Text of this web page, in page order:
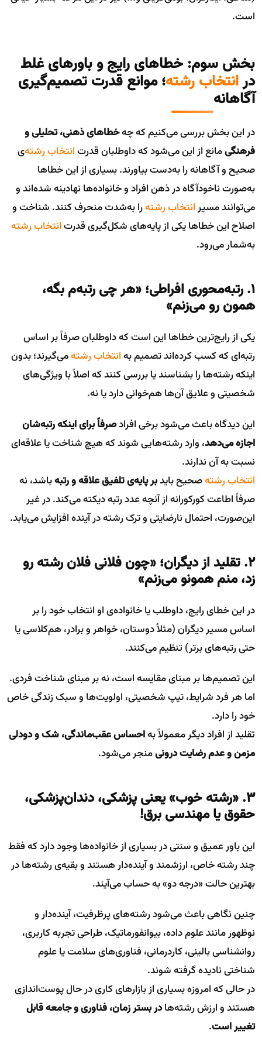
است.
بخش سوم: خطاهای رایج و باورهای غلط
درانتخاب رشته؛ موانع قدرت تصمیم‌گیری
آگاهانه
در این بخش بررسی می‌کنیم که چهخطاهای ذهنی، تحلیلی و
فرهنگیمانع از این می‌شود که داوطلبان قدرتانتخاب رشته‌ی
صحیح و آگاهانه را به‌دست بیاورند. بسیاری از این خطاها
به‌صورت ناخودآگاه در ذهن افراد و خانواده‌ها نهادینه شده‌اند و
می‌توانند مسیرانتخاب رشتهرا به‌شدت منحرف کنند. شناخت و
اصلاح این خطاها یکی از پایه‌های شکل‌گیری قدرتانتخاب رشته
به‌شمار می‌رود.
۱. رتبه‌محوری افراطی؛ «هر چی رتبه‌م بگه،
همون رو می‌زنم»
یکی از رایج‌ترین خطاها این است که داوطلبان صرفاً بر اساس
رتبه‌ای که کسب کرده‌اند تصمیم بهانتخاب رشتهمی‌گیرند؛ بدون
اینکه رشته‌ها را بشناسند یا بررسی کنند که اصلاً با ویژگی‌های
شخصیتی و علایق آن‌ها هم‌خوانی دارد یا نه.
این دیدگاه باعث می‌شود برخی افرادصرفاً برای اینکه رتبه‌شان
اجازه می‌دهد، وارد رشته‌هایی شوند که هیچ شناخت یا علاقه‌ای
نسبت به آن ندارند.
انتخاب رشتهصحیح بایدبر پایه‌ی تلفیق علاقه و رتبهباشد، نه
صرفاً اطاعت کورکورانه از آنچه عدد رتبه دیکته می‌کند. در غیر
این‌صورت، احتمال نارضایتی و ترک رشته در آینده افزایش می‌یابد.
۲. تقلید از دیگران؛ «چون فلانی فلان رشته رو
زد، منم همونو می‌زنم»
در این خطای رایج، داوطلب یا خانواده‌ی او انتخاب خود را بر
اساس مسیر دیگران (مثلاً دوستان، خواهر و برادر، هم‌کلاسی یا
حتی رتبه‌های برتر) تنظیم می‌کنند.
این تصمیم‌ها بر مبنای مقایسه است، نه بر مبنای شناخت فردی.
اما هر فرد شرایط، تیپ شخصیتی، اولویت‌ها و سبک زندگی خاص
خود را دارد.
تقلید از افراد دیگر معمولاً بهاحساس عقب‌ماندگی، شک و دودلی
مزمن و عدم رضایت درونیمنجر می‌شود.
۳. «رشته خوب» یعنی پزشکی، دندان‌پزشکی،
حقوق یا مهندسی برق!
این باور عمیق و سنتی در بسیاری از خانواده‌ها وجود دارد که فقط
چند رشته خاص، ارزشمند و آینده‌دار هستند و بقیه‌ی رشته‌ها در
بهترین حالت «درجه دو» به حساب می‌آیند.
چنین نگاهی باعث می‌شود رشته‌های پرظرفیت، آینده‌دار و
نوظهور مانند علوم داده، بیوانفورماتیک، طراحی تجربه کاربری،
روانشناسی بالینی، کاردرمانی، فناوری‌های سلامت یا علوم
شناختی نادیده گرفته شوند.
در حالی که امروزه بسیاری از بازارهای کاری در حال پوست‌اندازی
هستند و ارزش رشته‌هادر بستر زمان، فناوری و جامعه قابل
تغییر است.